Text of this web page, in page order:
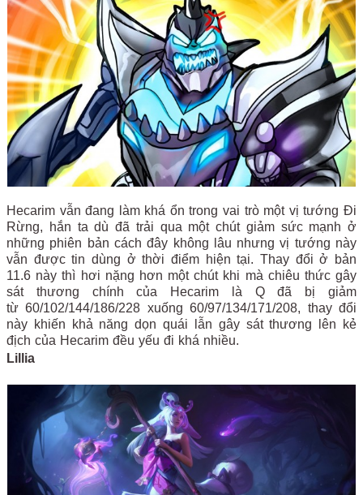
Hecarim vẫn đang làm khá ổn trong vai trò một vị tướng Đi
Rừng, hắn ta dù đã trải qua một chút giảm sức mạnh ở
những phiên bản cách đây không lâu nhưng vị tướng này
vẫn được tin dùng ở thời điểm hiện tại. Thay đổi ở bản
11.6 này thì hơi nặng hơn một chút khi mà chiêu thức gây
sát thương chính của Hecarim là Q đã bị giảm
từ60/102/144/186/228 xuống60/97/134/171/208, thay đổi
này khiến khả năng dọn quái lẫn gây sát thương lên kẻ
địch của Hecarim đều yếu đi khá nhiều.
Lillia